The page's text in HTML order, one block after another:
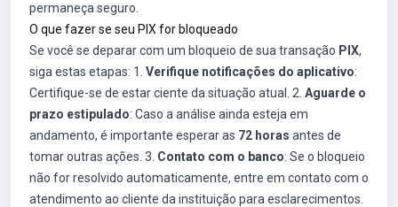
permaneça seguro.
O que fazer se seu PIX for bloqueado
Se você se deparar com um bloqueio de sua transação PIX,
siga estas etapas: 1. Verifique notificações do aplicativo:
Certifique-se de estar ciente da situação atual. 2. Aguarde o
prazo estipulado: Caso a análise ainda esteja em
andamento, é importante esperar as 72 horas antes de
tomar outras ações. 3. Contato com o banco: Se o bloqueio
não for resolvido automaticamente, entre em contato com o
atendimento ao cliente da instituição para esclarecimentos.